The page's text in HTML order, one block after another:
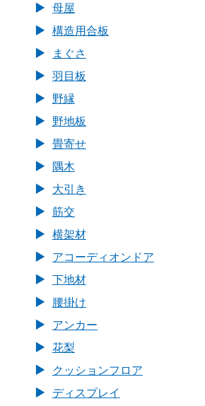
母屋
構造用合板
まぐさ
羽目板
野縁
野地板
畳寄せ
隅木
大引き
筋交
横架材
アコーディオンドア
下地材
腰掛け
アンカー
花梨
クッションフロア
ディスプレイ